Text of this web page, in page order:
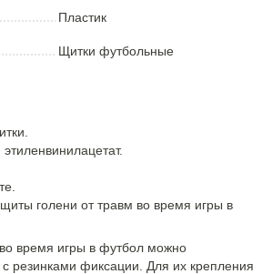
Пластик
Щитки футбольные
этиленвинилацетат.
голени от травм во время игры в
время игры в футбол можно
с резинками фиксации. Для их крепления